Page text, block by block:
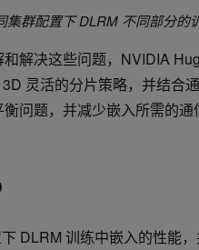
集群配置下 DLRM 不同部分的
解决这些问题，NVIDIA
灵活的分片策略，并结合
问题，并减少嵌入所需的通
DLRM 训练中嵌入的性能